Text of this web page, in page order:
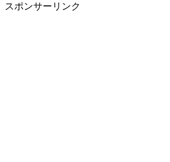
スポンサーリンク